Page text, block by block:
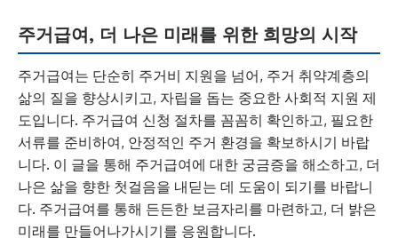
주거급여, 더 나은 미래를 위한 희망의 시작
주거급여는 단순히 주거비 지원을 넘어, 주거 취약계층의
삶의 질을 향상시키고, 자립을 돕는 중요한 사회적 지원 제
도입니다. 주거급여 신청 절차를 꼼꼼히 확인하고, 필요한
서류를 준비하여, 안정적인 주거 환경을 확보하시기 바랍
니다. 이 글을 통해 주거급여에 대한 궁금증을 해소하고, 더
나은 삶을 향한 첫걸음을 내딛는 데 도움이 되기를 바랍니
다. 주거급여를 통해 든든한 보금자리를 마련하고, 더 밝은
미래를 만들어나가시기를 응원합니다.